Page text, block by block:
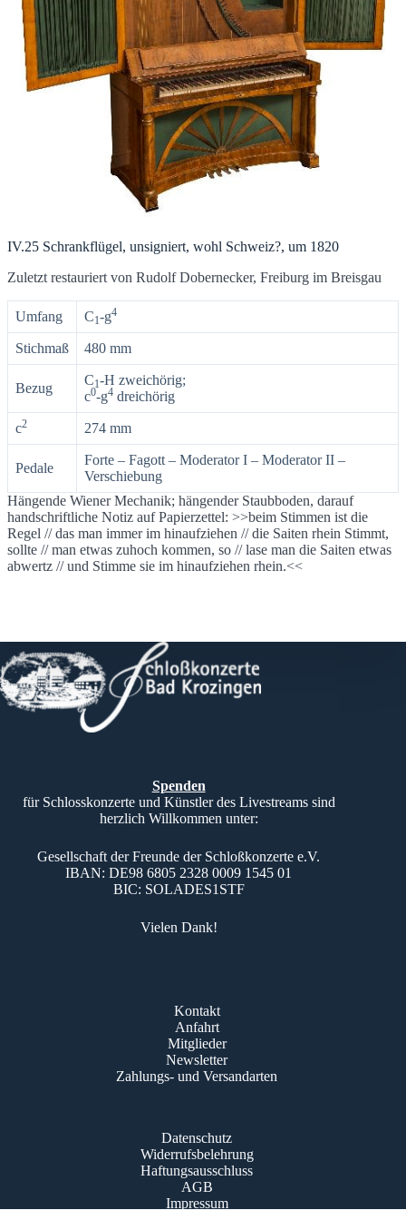
IV.25 Schrankflügel, unsigniert, wohl Schweiz?, um 1820
Zuletzt restauriert von Rudolf Dobernecker, Freiburg im Breisgau
Umfang C1-g4
Stichmaß 480 mm
Bezug
C1-H zweichörig;
c0-g4 dreichörig
c2 274 mm
Pedale
Forte – Fagott – Moderator I – Moderator II –
Verschiebung
Hängende Wiener Mechanik; hängender Staubboden, darauf
handschriftliche Notiz auf Papierzettel: >>beim Stimmen ist die
Regel // das man immer im hinaufziehen // die Saiten rhein Stimmt,
sollte // man etwas zuhoch kommen, so // lase man die Saiten etwas
abwertz // und Stimme sie im hinaufziehen rhein.<<
Spenden
für Schlosskonzerte und Künstler des Livestreams sind
herzlich Willkommen unter:
Gesellschaft der Freunde der Schloßkonzerte e.V.
IBAN: DE98 6805 2328 0009 1545 01
BIC: SOLADES1STF
Vielen Dank!
Kontakt
Anfahrt
Mitglieder
Newsletter
Zahlungs- und Versandarten
Datenschutz
Widerrufsbelehrung
Haftungsausschluss
AGB
Impressum